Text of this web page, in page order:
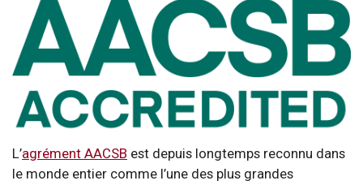
L’agrément AACSB est depuis longtemps reconnu dans
le monde entier comme l’une des plus grandes